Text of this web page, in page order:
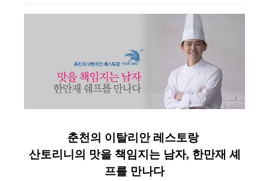
춘천의 이탈리안 레스토랑
산토리니의 맛을 책임지는 남자, 한만재 셰
프를 만나다